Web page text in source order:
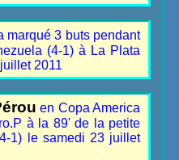
marqué 3 buts pendant
(4-1) à La Plata
2011
en Copa America
à la 89' de la petite
1) le samedi 23 juillet